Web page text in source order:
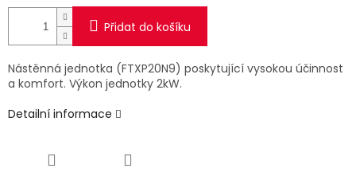
Přidat do košíku
Nástěnná jednotka (FTXP20N9) poskytující vysokou účinnost
a komfort. Výkon jednotky 2kW.
Detailní informace